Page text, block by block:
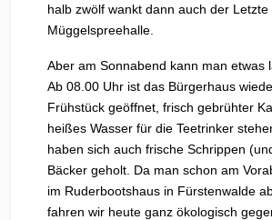
halb zwölf wankt dann auch der Letzte
Müggelspreehalle.
Aber am Sonnabend kann man etwas
Ab 08.00 Uhr ist das Bürgerhaus
Frühstück geöffnet, frisch gebrühter
heißes Wasser für die Teetrinker
haben sich auch frische Schrippen
Bäcker geholt. Da man schon am
im Ruderbootshaus in Fürstenwalde
fahren wir heute ganz ökologisch